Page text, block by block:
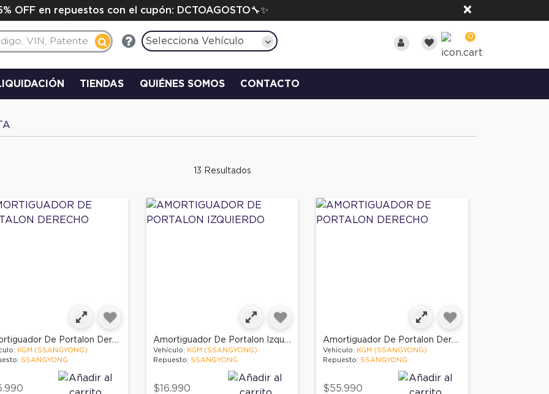
OFF en repuestos con el cupón: DCTOAGOSTO🔧✨ ×
Selecciona Vehículo 0
TIENDAS QUIÉNES SOMOS CONTACTO
13 Resultados
Amortiguador De Portalon Derecho
KGM (SSANGYONG)
SSANGYONG
Amortiguador De Portalon Izquierdo
Vehículo: KGM (SSANGYONG)
Repuesto: SSANGYONG
$16.990
Amortiguador De Portalon Derecho
Vehículo: KGM (SSANGYONG)
Repuesto: SSANGYONG
$55.990